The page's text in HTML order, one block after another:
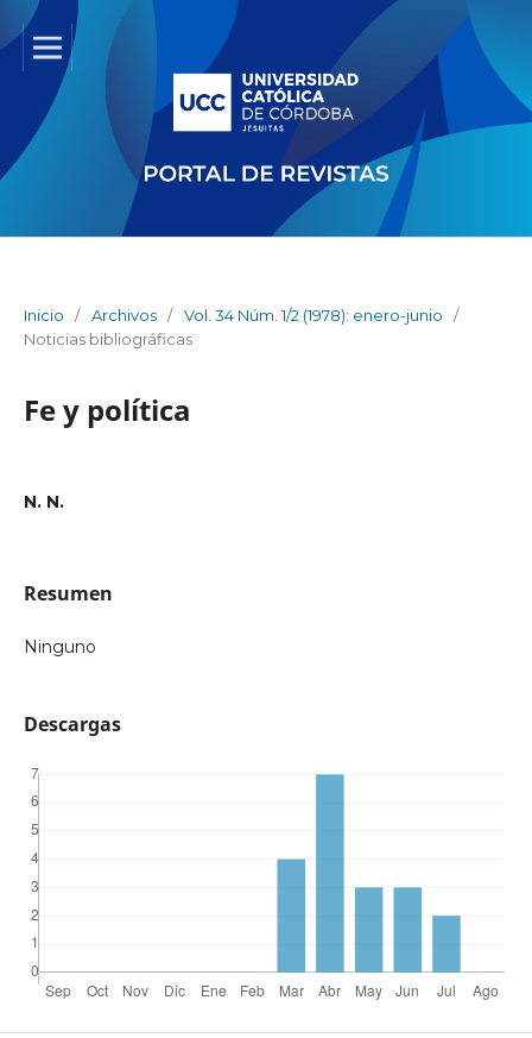
Inicio / Archivos / Vol. 34 Núm. 1/2 (1978): enero-junio
/
Noticias bibliográficas
Fe y política
N. N.
Resumen
Ninguno
Descargas